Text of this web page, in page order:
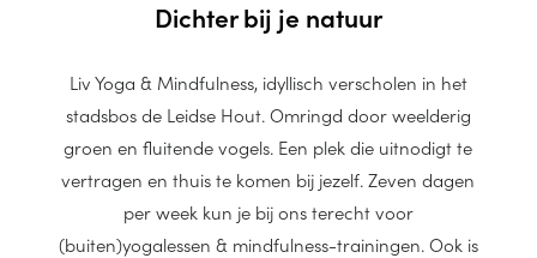
Dichter bij je natuur
Liv Yoga & Mindfulness, idyllisch verscholen in het
stadsbos de Leidse Hout. Omringd door weelderig
groen en fluitende vogels. Een plek die uitnodigt te
vertragen en thuis te komen bij jezelf. Zeven dagen
per week kun je bij ons terecht voor
(buiten)yogalessen & mindfulness-trainingen. Ook is